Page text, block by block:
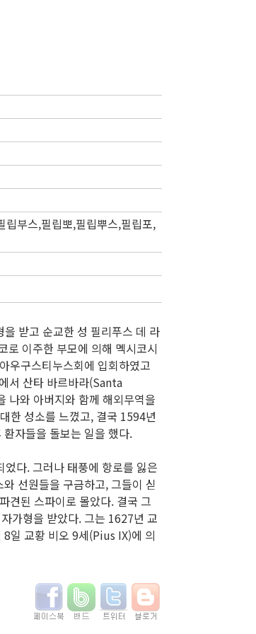
립부스,필립뽀,필립뿌스,필립포,
받고 순교한 성 필리푸스 데 라
이주한 부모에 의해 멕시코시
우구스티누스회에 입회하였고
서 산타 바르바라(Santa
나와 아버지와 함께 해외무역을
한 성소를 느꼈고, 결국 1594년
자들을 돌보는 일을 했다.
다. 그러나 태풍에 항로를 잃은
선원들을 구금하고, 그들이 싣
견된 스파이로 몰았다. 결국 그
가형을 받았다. 그는 1627년 교
일 교황 비오 9세(Pius IX)에 의